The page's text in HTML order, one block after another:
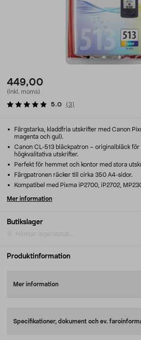
449,00
(inkl. moms)
5.0 (3)
Butikslager
Hämtar lagerstatus...
Färgstarka, kladdfria utskrifter med Canon
magenta och gul).
Canon CL-513 bläckpatron – originalbläck
högkvalitativa utskrifter.
Perfekt för hemmet och kontor med stora
Färgpatronen räcker till cirka 350 A4-sidor.
Kompatibel med Pixma iP2700, iP2702,
Mer information
Produktinformation
Mer information
Specifikationer, dokument och ev.